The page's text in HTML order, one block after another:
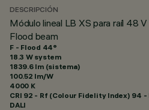
DESCRIPCIÓN
Módulo lineal LB XS para raíl 48
Flood beam
F - Flood 44°
18.3 W system
1839.6 lm (sistema)
100.52 lm/W
4000 K
CRI 92 - Rf (Colour Fidelity Index) 94 -
DALI